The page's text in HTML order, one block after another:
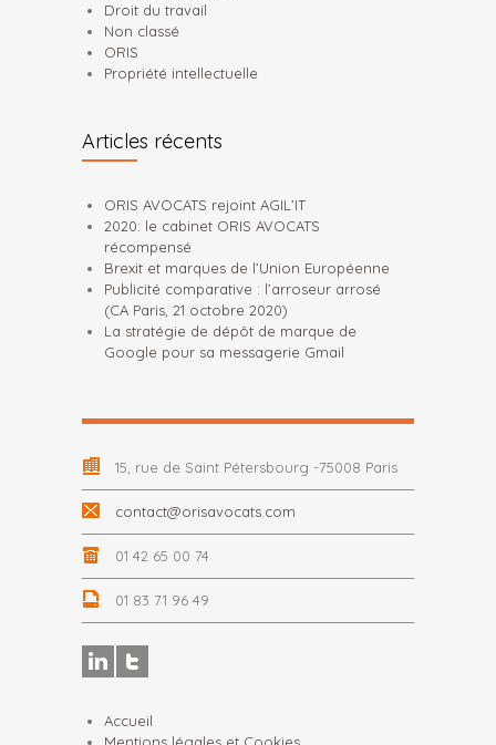
Droit du travail
Non classé
ORIS
Propriété intellectuelle
Articles récents
ORIS AVOCATS rejoint AGIL’IT
2020: le cabinet ORIS AVOCATS
récompensé
Brexit et marques de l’Union Européenne
Publicité comparative : l’arroseur arrosé
(CA Paris, 21 octobre 2020)
La stratégie de dépôt de marque de
Google pour sa messagerie Gmail
15, rue de Saint Pétersbourg -75008 Paris
contact@orisavocats.com
01 42 65 00 74
01 83 71 96 49
Accueil